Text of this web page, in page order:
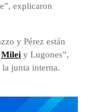
explicaron
y Pérez están
Milei y Lugones”,
junta interna.